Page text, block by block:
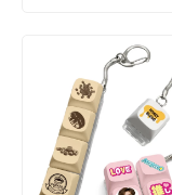
も印刷できるため、
可能です。アクスタ
分はデザインに合わ
イカット加工に対応
ますので、自由度の
リジナルのゆらゆら
ルスタンドを制作
す。 各パーツを差し込むだ
授与品や記念品はも
ん、キャラクター
アーティストグッズ
ーツチームの応援グ
ど、推し活アイテム
も注目を集めてい
ナル木製絵馬です